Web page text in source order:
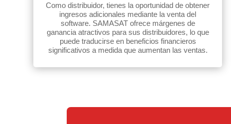
Como distribuidor, tienes la oportunidad de obtener
ingresos adicionales mediante la venta del
software. SAMASAT ofrece márgenes de
ganancia atractivos para sus distribuidores, lo que
puede traducirse en beneficios financieros
significativos a medida que aumentan las ventas.